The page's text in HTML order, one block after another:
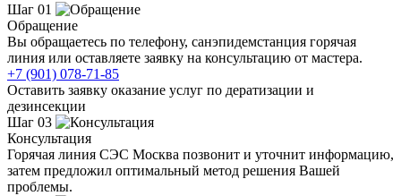
Шаг 01
Обращение
Вы обращаетесь по телефону, санэпидемстанция горячая
линия или оставляете заявку на консультацию от мастера.
+7 (901) 078-71-85
Оставить заявку оказание услуг по дератизации и
дезинсекции
Шаг 03
Консультация
Горячая линия СЭС Москва позвонит и уточнит информацию,
затем предложил оптимальный метод решения Вашей
проблемы.